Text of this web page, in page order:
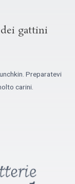
dei gattini
Preparatevi
carini.